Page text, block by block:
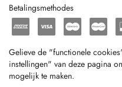
Betalingsmethodes
Gelieve de "functionele
instellingen" van deze pagina
mogelijk te maken.